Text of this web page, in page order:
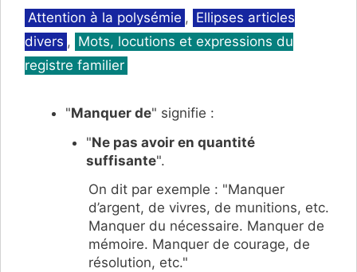
Catégories
Attention à la polysémie , Ellipses articles
divers , Mots, locutions et expressions du
registre familier
"Manquer de" signifie :
"Ne pas avoir en quantité
suffisante".
On dit par exemple : "Manquer
d’argent, de vivres, de munitions, etc.
Manquer du nécessaire. Manquer de
mémoire. Manquer de courage, de
résolution, etc."